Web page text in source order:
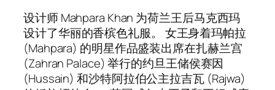
设计师 Mahpara Khan 为荷兰王后马克西玛
设计了华丽的香槟色礼服。 女王身着玛帕拉
(Mahpara) 的明星作品盛装出席在扎赫兰宫
(Zahran Palace) 举行的约旦王储侯赛因
(Hussain) 和沙特阿拉伯公主拉吉瓦 (Rajwa)